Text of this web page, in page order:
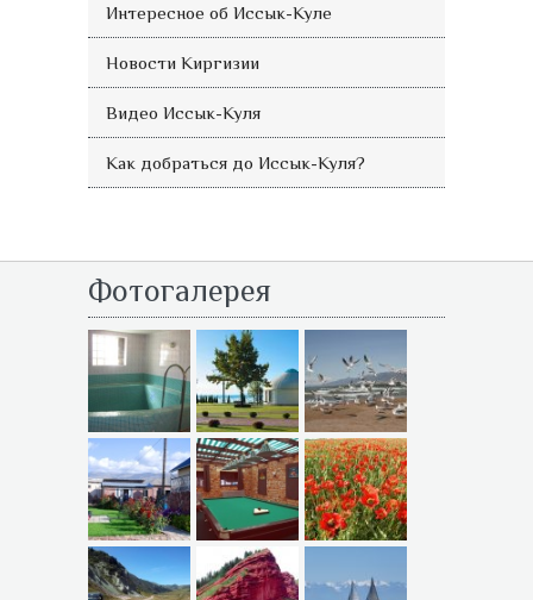
Интересное об Иссык-Куле
Новости Киргизии
Видео Иссык-Куля
Как добраться до Иссык-Куля?
Фотогалерея